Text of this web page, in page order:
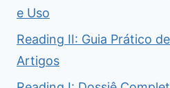
e Uso
Reading II: Guia Prático
Artigos